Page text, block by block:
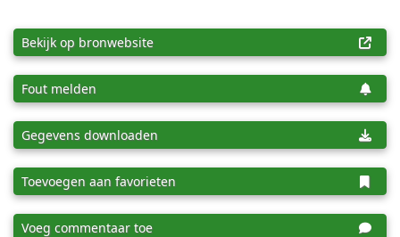
Bekijk op bronwebsite
Fout melden
Gegevens downloaden
Toevoegen aan favorieten
Voeg commentaar toe